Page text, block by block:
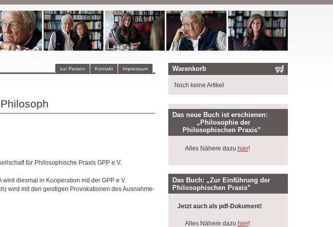
Impressum
Kontakt
zur Person
für Philosophische Praxis GPP e.V.
diesmal in Kooperation mit der GPP e.V.
wird mit den geistigen Provokationen des Ausnahme-
Warenkorb
Noch keine Artikel
Das neue Buch ist erschienen:
„Philosophie der
Philosophischen Praxis”
Alles Nähere dazu hier!
Das Buch: „Zur Einführung der
Philosophischen Praxis”
Jetzt auch als pdf-Dokument!
Alles Nähere dazu hier!